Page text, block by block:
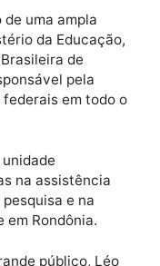
considerada
a
adquiriu o
recursos
uma unidade do
de obras e
de uma ampla
da
Brasileira de
pela